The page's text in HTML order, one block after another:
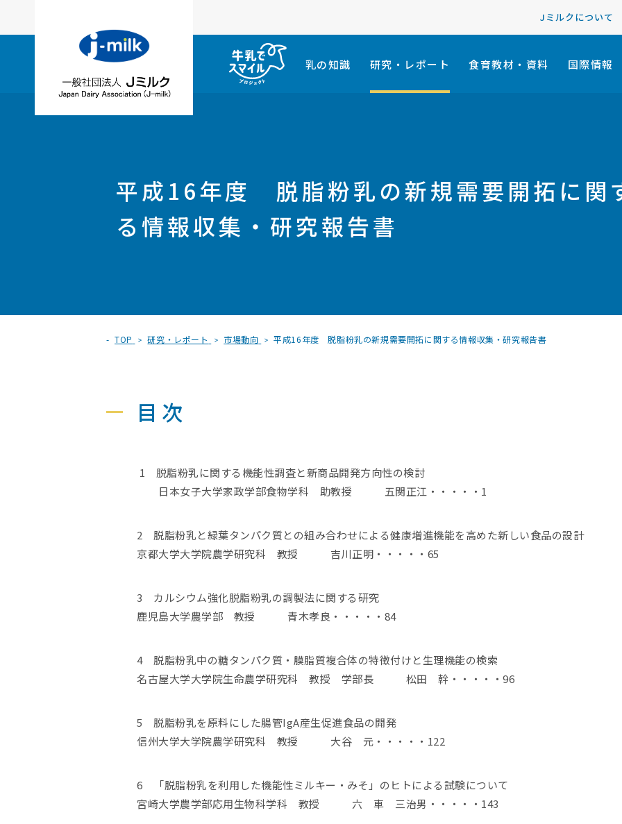
Jミルクについて
乳の知識 研究・レポート 食育教材・資料 国際情報
平成16年度 脱脂粉乳の新規需要開拓に関
る情報収集・研究報告書
TOP 研究・レポート 市場動向 平成16年度 脱脂粉乳の新規需要開拓に関する情報収集・研究報告書
目次
1 脱脂粉乳に関する機能性調査と新商品開発方向性の検討
日本女子大学家政学部食物学科 助教授 五関正江・・・・・1
2 脱脂粉乳と緑葉タンパク質との組み合わせによる健康増進機能を高めた新しい食品の設計
京都大学大学院農学研究科 教授 吉川正明・・・・・65
3 カルシウム強化脱脂粉乳の調製法に関する研究
鹿児島大学農学部 教授 青木孝良・・・・・84
4 脱脂粉乳中の糖タンパク質・膜脂質複合体の特徴付けと生理機能の検索
名古屋大学大学院生命農学研究科 教授 学部長 松田 幹・・・・・96
5 脱脂粉乳を原料にした腸管IgA産生促進食品の開発
信州大学大学院農学研究科 教授 大谷 元・・・・・122
6 「脱脂粉乳を利用した機能性ミルキー・みそ」のヒトによる試験について
宮崎大学農学部応用生物科学科 教授 六 車 三治男・・・・・143